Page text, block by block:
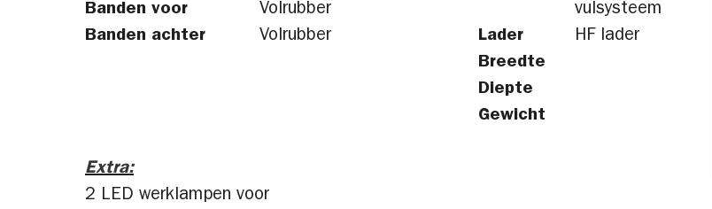
Banden voor
Volrubber
Banden achter
Volrubber
vulsysteem
Lader
HF lader
Breedte
Diepte
Gewicht
Extra:
2 LED werklampen voor